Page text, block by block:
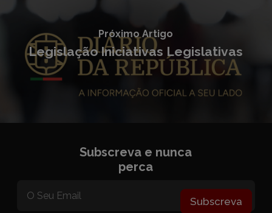
Próximo Artigo
Legislação Iniciativas Legislativas
Subscreva e nunca
perca
Subscreva